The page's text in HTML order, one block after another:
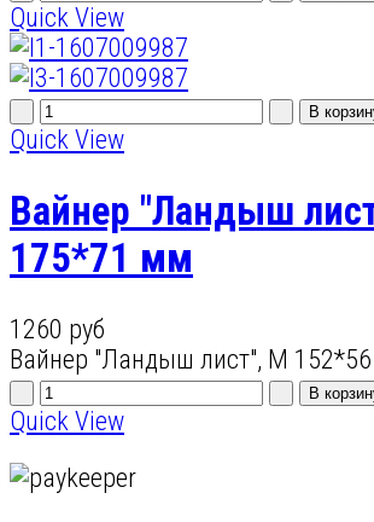
Quick View
Quick View
Вайнер "Ландыш
175*71 мм
1260 руб
Вайнер "Ландыш лист", M
Quick View